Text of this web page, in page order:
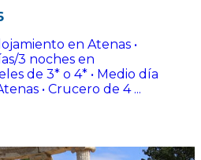
en Atenas •
3 noches en
de 3* o 4* • Medio día
• Crucero de 4 ...